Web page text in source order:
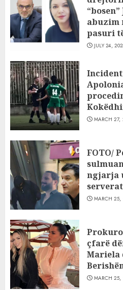
abuzim
pasuri
JULY 24,
MARCH 27,
FOTO/
ngjarja
MARCH 25,
çfarë
Mariela
MARCH 25,